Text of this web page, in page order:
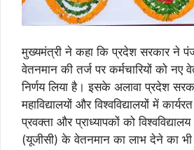
मुख्यमंत्री ने कहा कि प्रदेश सरकार ने
वेतनमान की तर्ज पर कर्मचारियों को
निर्णय लिया है। इसके अलावा प्रदेश
महाविद्यालयों और विश्वविद्यालयों में
प्रवक्ता और प्राध्यापकों को
(यूजीसी) के वेतनमान का लाभ देने का भी